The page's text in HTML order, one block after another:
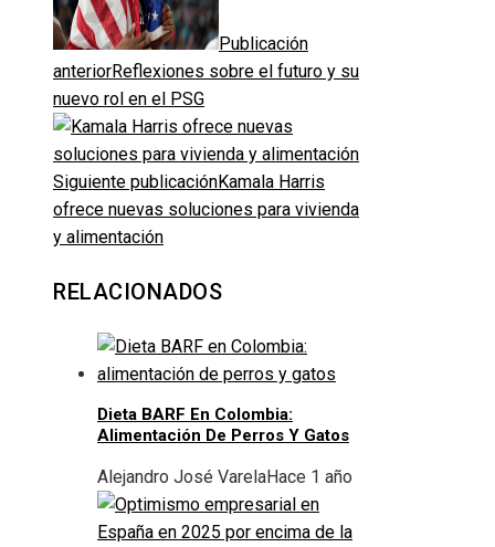
Publicación
anteriorReflexiones sobre el futuro y su
nuevo rol en el PSG
Siguiente publicaciónKamala Harris
ofrece nuevas soluciones para vivienda
y alimentación
RELACIONADOS
Dieta BARF En Colombia:
Alimentación De Perros Y Gatos
Alejandro José VarelaHace 1 año